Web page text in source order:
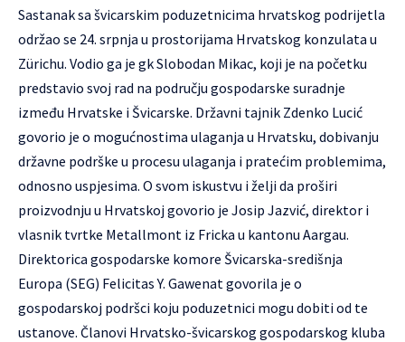
Sastanak sa švicarskim poduzetnicima hrvatskog podrijetla
održao se 24. srpnja u prostorijama Hrvatskog konzulata u
Zürichu. Vodio ga je gk Slobodan Mikac, koji je na početku
predstavio svoj rad na području gospodarske suradnje
između Hrvatske i Švicarske. Državni tajnik Zdenko Lucić
govorio je o mogućnostima ulaganja u Hrvatsku, dobivanju
državne podrške u procesu ulaganja i pratećim problemima,
odnosno uspjesima. O svom iskustvu i želji da proširi
proizvodnju u Hrvatskoj govorio je Josip Jazvić, direktor i
vlasnik tvrtke Metallmont iz Fricka u kantonu Aargau.
Direktorica gospodarske komore Švicarska-središnja
Europa (SEG) Felicitas Y. Gawenat govorila je o
gospodarskoj podršci koju poduzetnici mogu dobiti od te
ustanove. Članovi Hrvatsko-švicarskog gospodarskog kluba